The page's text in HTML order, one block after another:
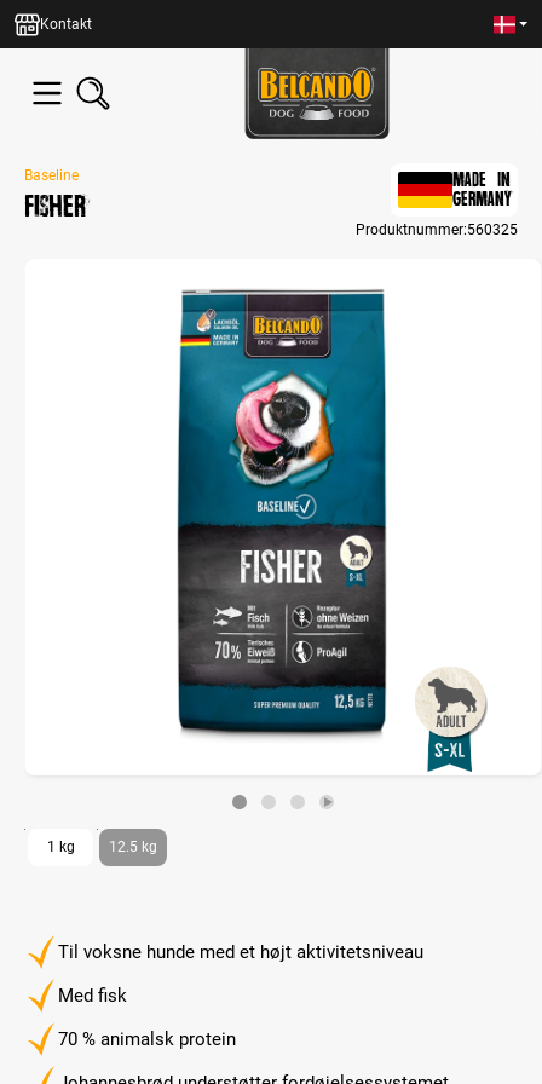
content
Kontakt
Baseline
Fisher
MADE IN
GERMANY
Produktnummer:560325
Til voksne hunde med et højt aktivitetsniveau
Med fisk
70 % animalsk protein
1 kg 12.5 kg